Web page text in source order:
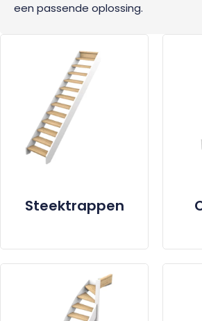
een passende oplossing.
Steektrappen